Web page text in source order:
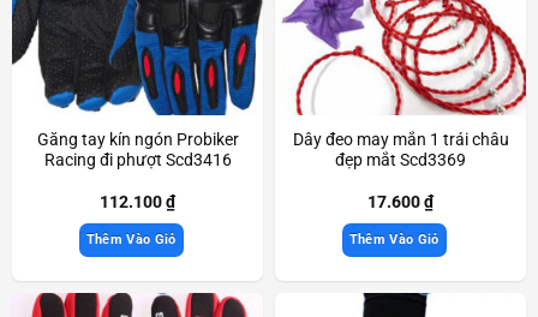
Găng tay kín ngón Probiker
Racing đi phượt Scd3416
112.100₫
Thêm Vào Giỏ
Dây đeo may mắn 1 trái châu
đẹp mắt Scd3369
17.600₫
Thêm Vào Giỏ